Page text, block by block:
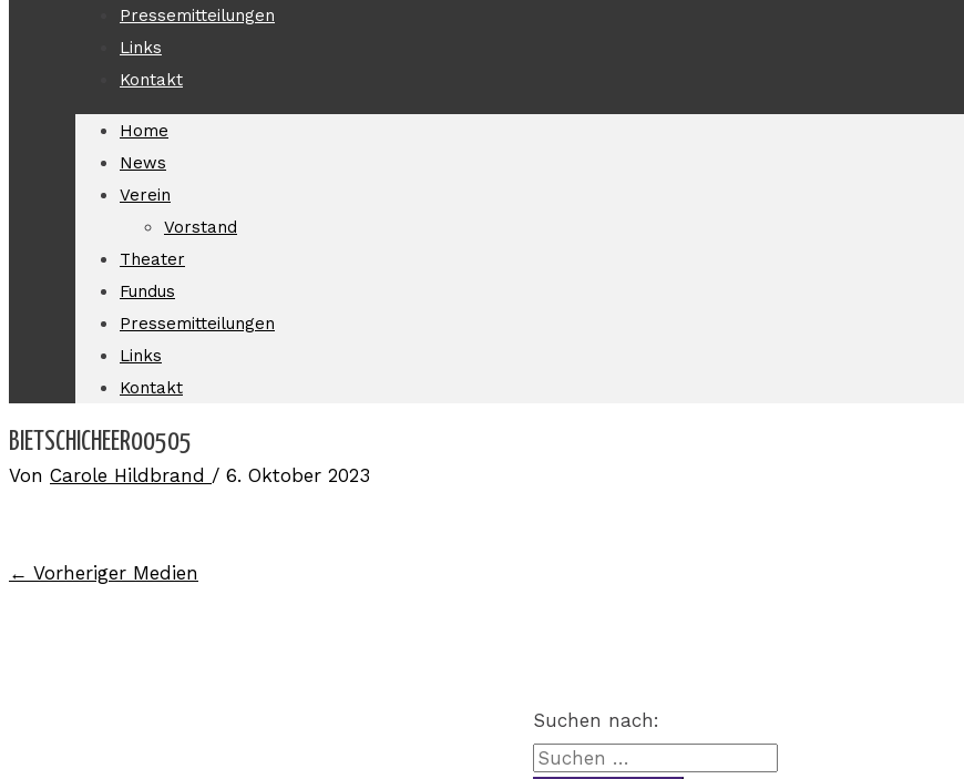
Pressemitteilungen
Links
Kontakt
Home
News
Verein
Vorstand
Theater
Fundus
Pressemitteilungen
Links
Kontakt
BIETSCHICHEER00505
Von Carole Hildbrand / 6. Oktober 2023
← Vorheriger Medien
Suchen nach: